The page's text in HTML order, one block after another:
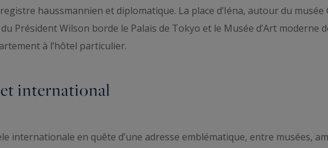
haussmannien et diplomatique. La place d’Iéna, autour du
Président Wilson borde le Palais de Tokyo et le Musée d’Art moderne
à l’hôtel particulier.
international
internationale en quête d’une adresse emblématique, entre musées,